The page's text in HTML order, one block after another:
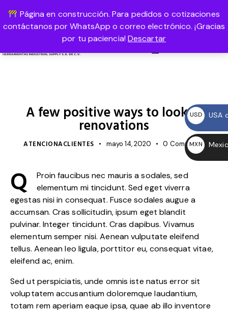
Página en construcción. Para pedidos o cotizaciones
contáctanos por WhatsApp o correo electrónico. ¡Gracias
por tu paciencia! Descartar
1-800-458-56987 USD, $ REGÍSTRATE
A few positive ways to look at
renovations
ATENCIONACLIENTES mayo 14, 2020 0 Comments
Q
Proin faucibus nec mauris a sodales, sed
elementum mi tincidunt. Sed eget viverra
egestas nisi in consequat. Fusce sodales augue a
accumsan. Cras sollicitudin, ipsum eget blandit
pulvinar. Integer tincidunt. Cras dapibus. Vivamus
elementum semper nisi. Aenean vulputate eleifend
tellus. Aenean leo ligula, porttitor eu, consequat vitae,
eleifend ac, enim.
Sed ut perspiciatis, unde omnis iste natus error sit
voluptatem accusantium doloremque laudantium,
totam rem aperiam eaque ipsa, quae ab illo inventore
USD
USA
MXN